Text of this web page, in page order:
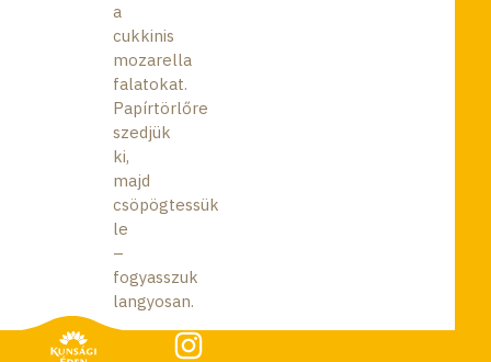
a
cukkinis
mozarella
falatokat.
Papírtörlőre
szedjük
ki,
majd
csöpögtessük
le
–
fogyasszuk
langyosan.